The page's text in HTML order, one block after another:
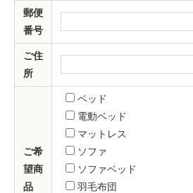
郵便
番号
ご住
所
ご希
望商
品
ベッド
電動ベッド
マットレス
ソファ
ソファベッド
羽毛布団